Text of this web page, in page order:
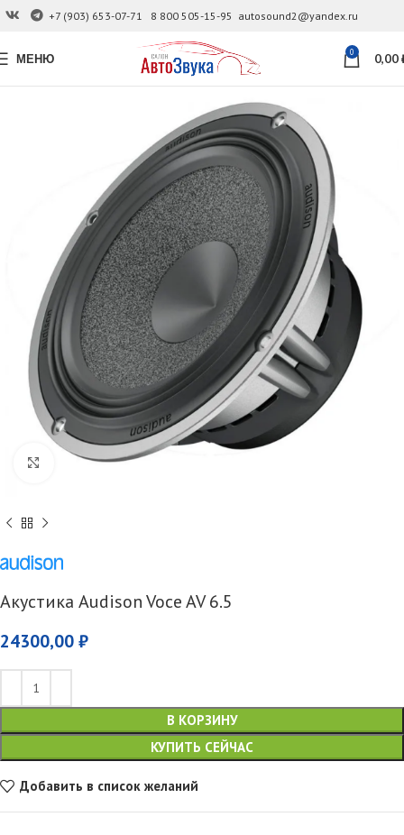
+7 (903) 653-07-71 8 800 505-15-95 autosound2@yandex.ru
МЕНЮ 0 0,00
Увеличить
Акустика Audison Voce AV 6.5
24300,00 ₽
В КОРЗИНУ
КУПИТЬ СЕЙЧАС
Добавить в список желаний